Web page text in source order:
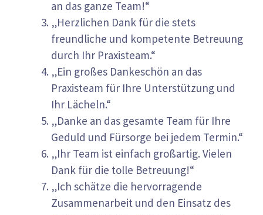
an das ganze Team!“
„Herzlichen Dank für die stets
freundliche und kompetente Betreuung
durch Ihr Praxisteam.“
„Ein großes Dankeschön an das
Praxisteam für Ihre Unterstützung und
Ihr Lächeln.“
„Danke an das gesamte Team für Ihre
Geduld und Fürsorge bei jedem Termin.“
„Ihr Team ist einfach großartig. Vielen
Dank für die tolle Betreuung!“
„Ich schätze die hervorragende
Zusammenarbeit und den Einsatz des